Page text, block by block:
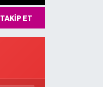
TAKIP ET